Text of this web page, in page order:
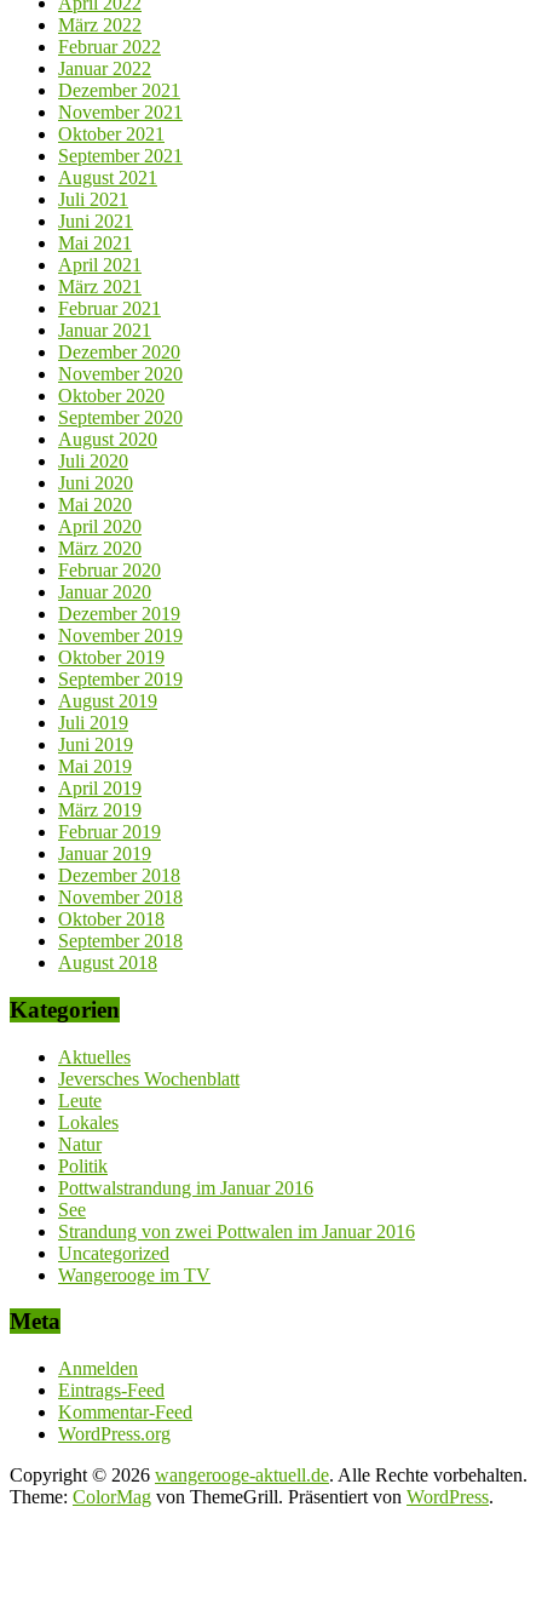
März 2022
Februar 2022
Januar 2022
Dezember 2021
November 2021
Oktober 2021
September 2021
August 2021
Juli 2021
Juni 2021
Mai 2021
April 2021
März 2021
Februar 2021
Januar 2021
Dezember 2020
November 2020
Oktober 2020
September 2020
August 2020
Juli 2020
Juni 2020
Mai 2020
April 2020
März 2020
Februar 2020
Januar 2020
Dezember 2019
November 2019
Oktober 2019
September 2019
August 2019
Juli 2019
Juni 2019
Mai 2019
April 2019
März 2019
Februar 2019
Januar 2019
Dezember 2018
November 2018
Oktober 2018
September 2018
August 2018
Kategorien
Aktuelles
Jeversches Wochenblatt
Leute
Lokales
Natur
Politik
Pottwalstrandung im Januar 2016
See
Strandung von zwei Pottwalen im Januar 2016
Uncategorized
Wangerooge im TV
Meta
Anmelden
Eintrags-Feed
Kommentar-Feed
WordPress.org
Copyright © 2026 wangerooge-aktuell.de. Alle Rechte vorbehalten.
Theme: ColorMag von ThemeGrill. Präsentiert von WordPress.